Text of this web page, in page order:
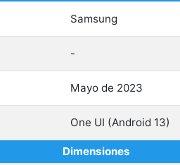
Samsung
-
Mayo de 2023
One UI (Android 13)
Dimensiones